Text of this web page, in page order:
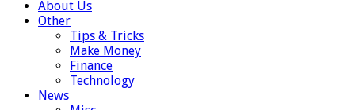
About Us
Other
Tips & Tricks
Make Money
Finance
Technology
News